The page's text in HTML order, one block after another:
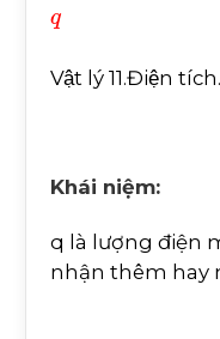
Vật lý 11.Điện
Khái niệm:
q là lượng điện
nhận thêm hay